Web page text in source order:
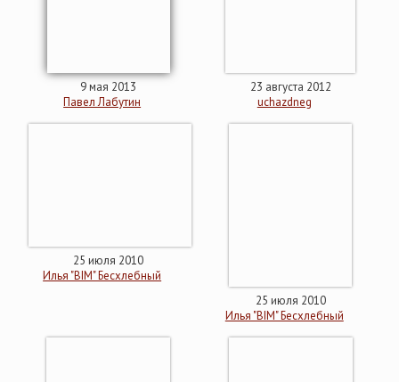
9 мая 2013
Павел Лабутин
23 августа 2012
uchazdneg
25 июля 2010
Илья "BIM" Бесхлебный
25 июля 2010
Илья "BIM" Бесхлебный